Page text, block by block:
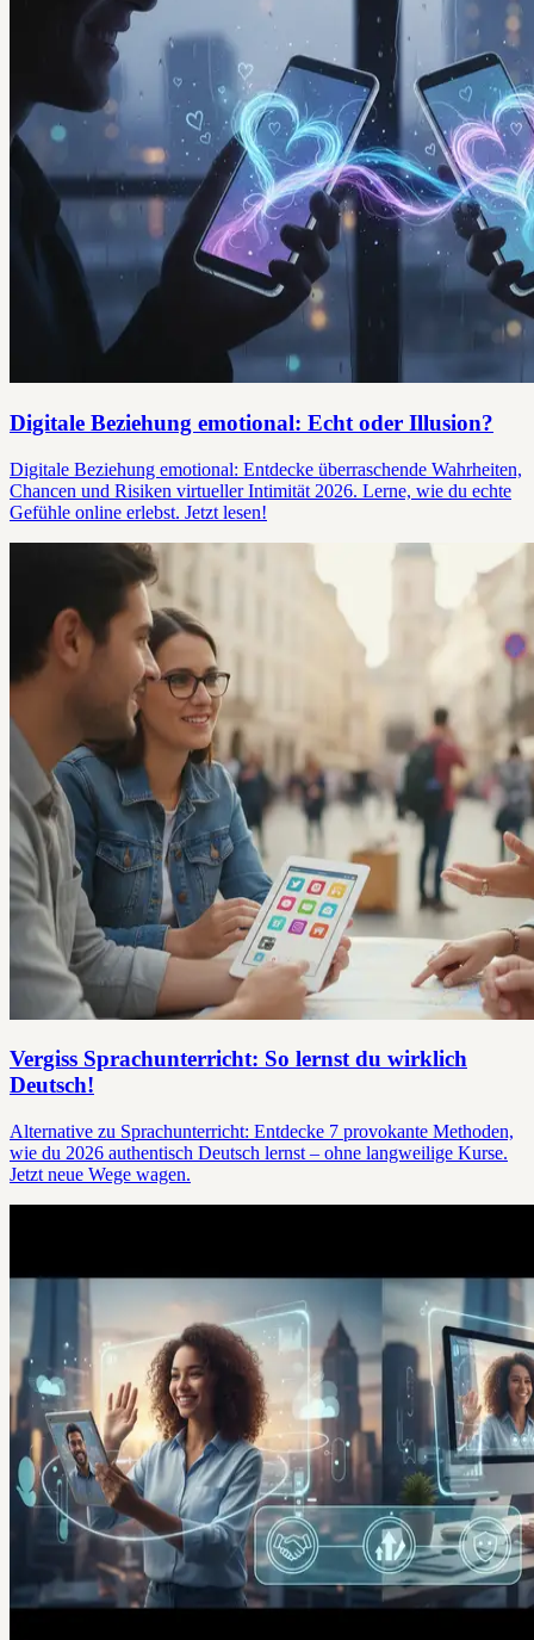
Digitale Beziehung emotional: Echt oder Illusion?
Digitale Beziehung emotional: Entdecke überraschende Wahrheiten,
Chancen und Risiken virtueller Intimität 2026. Lerne, wie du echte
Gefühle online erlebst. Jetzt lesen!
Vergiss Sprachunterricht: So lernst du wirklich
Deutsch!
Alternative zu Sprachunterricht: Entdecke 7 provokante Methoden,
wie du 2026 authentisch Deutsch lernst – ohne langweilige Kurse.
Jetzt neue Wege wagen.